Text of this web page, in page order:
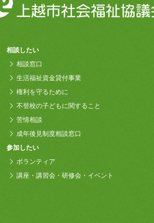
相談したい
相談窓口
生活福祉資金貸付事業
権利を守るために
不登校の子どもに関すること
苦情相談
成年後見制度相談窓口
参加したい
ボランティア
講座・講習会・研修会・イベント